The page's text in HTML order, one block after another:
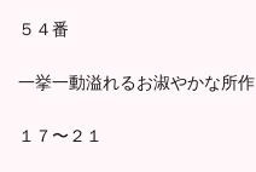
５４番
一挙一動溢れるお淑やかな所作
１７〜２１